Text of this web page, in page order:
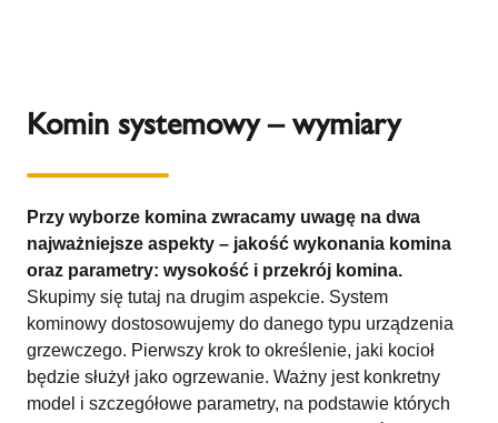
Komin systemowy – wymiary
Przy wyborze komina zwracamy uwagę na dwa
najważniejsze aspekty – jakość wykonania komina
oraz parametry: wysokość i przekrój komina.
Skupimy się tutaj na drugim aspekcie. System
kominowy dostosowujemy do danego typu urządzenia
grzewczego. Pierwszy krok to określenie, jaki kocioł
będzie służył jako ogrzewanie. Ważny jest konkretny
model i szczegółowe parametry, na podstawie których